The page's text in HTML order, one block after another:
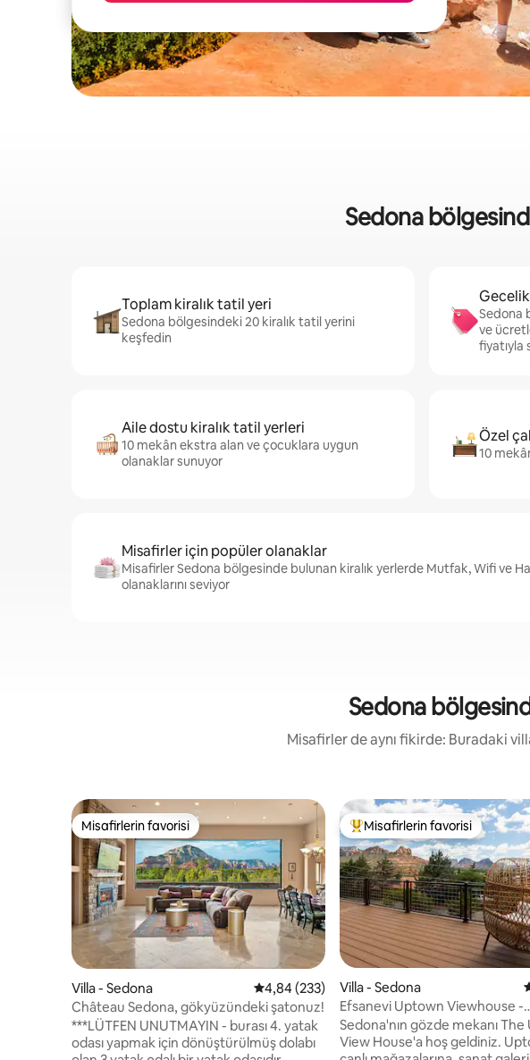
Sedona
Toplam kiralık tatil yeri
Sedona bölgesindeki 20 kiralık tatil yerini
keşfedin
Sedona
ve
fiyatıyla
Aile dostu kiralık tatil yerleri
10 mekân ekstra alan ve çocuklara uygun
olanaklar sunuyor
Özel
10
Misafirler için popüler olanaklar
Misafirler Sedona bölgesinde bulunan kiralık yerlerde Mutfak, Wifi ve
olanaklarını seviyor
Sedona
Misafirler de aynı fikirde: Buradaki
Misafirlerin favorisi
Misafirlerin favorisi
Villa - Sedona 5 üzerinden ortalama 4,84 puan, 233
4,84 (233)
Château Sedona, gökyüzündeki şatonuz!
***LÜTFEN UNUTMAYIN - burası 4. yatak
odası yapmak için dönüştürülmüş dolabı
Misafirlerin favorilerinden en
Misafirlerin favorisi
Villa - Sedona
Efsanevi Uptown Viewhouse -
Muhteşem manzaralar + jakuzi
Sedona'nın gözde mekanı
View House'a hoş geldiniz.